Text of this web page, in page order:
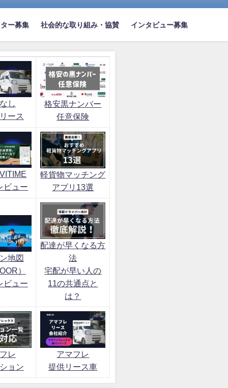
ー募集 社会的な取り組み・協賛 インタビュー募集
し
ース
格安黒ナンバー
任意保険
ビュー
軽貨物マッチング
アプリ13選
地図
）
ビュー
配達が早くなる方
法
宅配が早い人の
11の共通点と
は？
レ
ョン
アマフレ
提供リース車